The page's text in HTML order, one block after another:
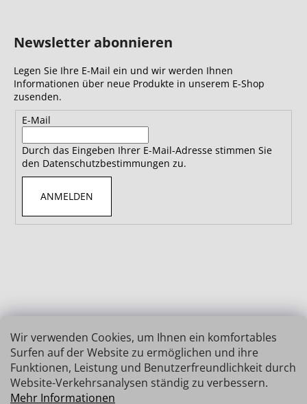
Wir verwenden Cookies, um Ihnen ein komfortables
Surfen auf der Website zu ermöglichen und ihre
Funktionen, Leistung und Benutzerfreundlichkeit durch
Website-Verkehrsanalysen ständig zu verbessern.
Mehr Informationen
Newsletter abonnieren
Legen Sie Ihre E-Mail ein und wir werden Ihnen
Informationen über neue Produkte in unserem E-Shop
zusenden.
E-Mail
Durch das Eingeben Ihrer E-Mail-Adresse stimmen Sie
den Datenschutzbestimmungen zu.
ANMELDEN